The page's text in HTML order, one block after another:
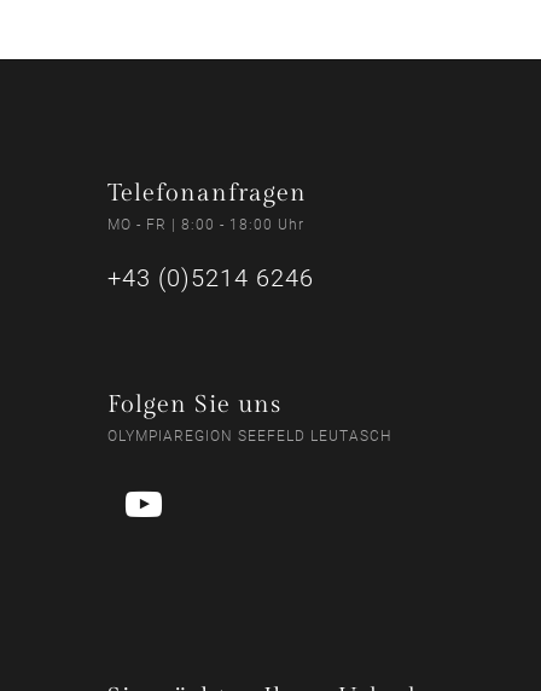
Telefonanfragen
MO - FR | 8:00 - 18:00 Uhr
+43 (0)5214 6246
Folgen Sie uns
OLYMPIAREGION SEEFELD LEUTASCH